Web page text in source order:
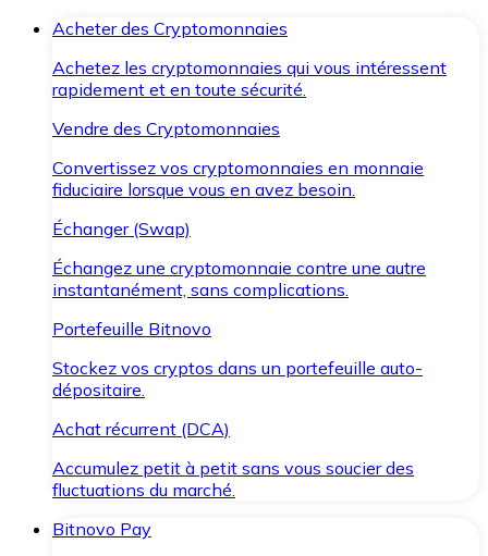
Acheter des Cryptomonnaies
Achetez les cryptomonnaies qui vous intéressent
rapidement et en toute sécurité.
Vendre des Cryptomonnaies
Convertissez vos cryptomonnaies en monnaie
fiduciaire lorsque vous en avez besoin.
Échanger (Swap)
Échangez une cryptomonnaie contre une autre
instantanément, sans complications.
Portefeuille Bitnovo
Stockez vos cryptos dans un portefeuille auto-
dépositaire.
Achat récurrent (DCA)
Accumulez petit à petit sans vous soucier des
fluctuations du marché.
Bitnovo Pay